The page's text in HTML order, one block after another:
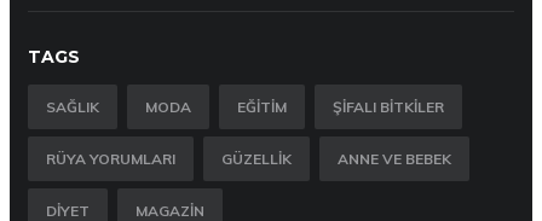
TAGS
SAĞLIK MODA EĞITIM ŞIFALI BITKILER
RÜYA YORUMLARI GÜZELLIK ANNE VE BEBEK
DIYET MAGAZIN